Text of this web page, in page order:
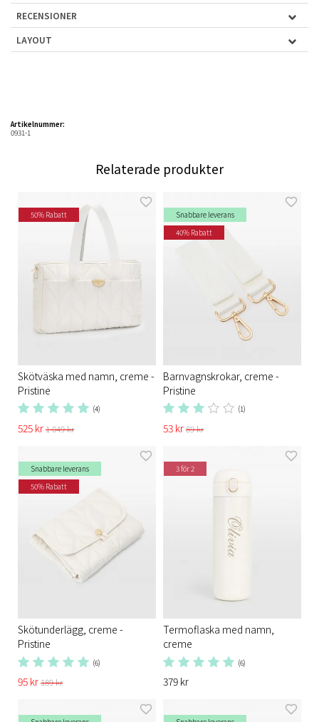
RECENSIONER
LAYOUT
Artikelnummer:
0931-1
Relaterade produkter
50% Rabatt
Skötväska med namn, creme -
Pristine
(4)
525 kr1 049 kr
Snabbare leverans
40% Rabatt
Barnvagnskrokar, creme -
Pristine​
(1)
53 kr89 kr
Snabbare leverans
50% Rabatt
Skötunderlägg, creme -
Pristine
(6)
95 kr189 kr
3 för 2
Termoflaska med namn,
creme
(6)
379 kr